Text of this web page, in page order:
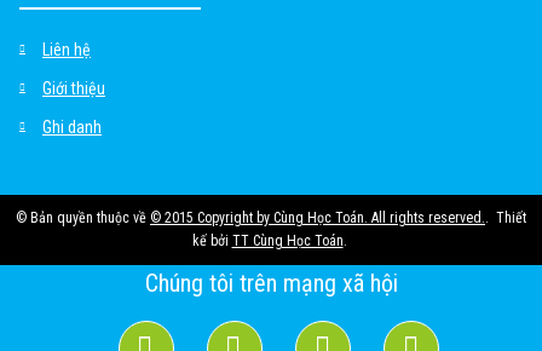
Liên hệ
Giới thiệu
Ghi danh
© Bản quyền thuộc về © 2015 Copyright by Cùng Học Toán. All rights reserved.
Thiết
kế bởi TT Cùng Học Toán
Chúng tôi trên mạng xã hội